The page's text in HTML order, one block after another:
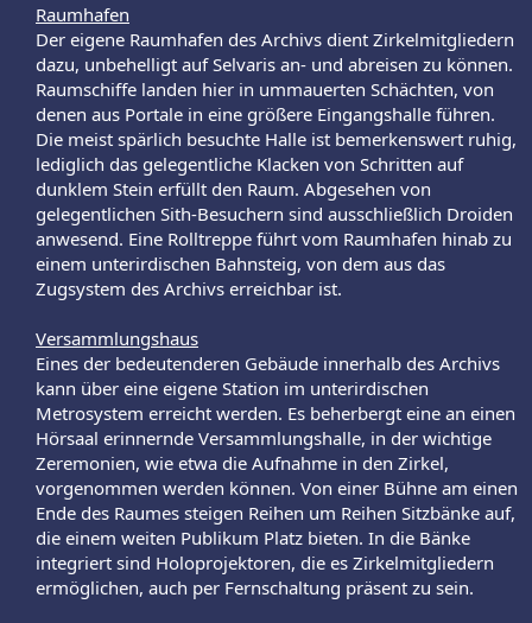
Raumhafen
Der eigene Raumhafen des Archivs dient Zirkelmitgliedern
dazu, unbehelligt auf Selvaris an- und abreisen zu können.
Raumschiffe landen hier in ummauerten Schächten, von
denen aus Portale in eine größere Eingangshalle führen.
Die meist spärlich besuchte Halle ist bemerkenswert ruhig,
lediglich das gelegentliche Klacken von Schritten auf
dunklem Stein erfüllt den Raum. Abgesehen von
gelegentlichen Sith-Besuchern sind ausschließlich Droiden
anwesend. Eine Rolltreppe führt vom Raumhafen hinab zu
einem unterirdischen Bahnsteig, von dem aus das
Zugsystem des Archivs erreichbar ist.​
Versammlungshaus
Eines der bedeutenderen Gebäude innerhalb des Archivs
kann über eine eigene Station im unterirdischen
Metrosystem erreicht werden. Es beherbergt eine an einen
Hörsaal erinnernde Versammlungshalle, in der wichtige
Zeremonien, wie etwa die Aufnahme in den Zirkel,
vorgenommen werden können. Von einer Bühne am einen
Ende des Raumes steigen Reihen um Reihen Sitzbänke auf,
die einem weiten Publikum Platz bieten. In die Bänke
integriert sind Holoprojektoren, die es Zirkelmitgliedern
ermöglichen, auch per Fernschaltung präsent zu sein.​